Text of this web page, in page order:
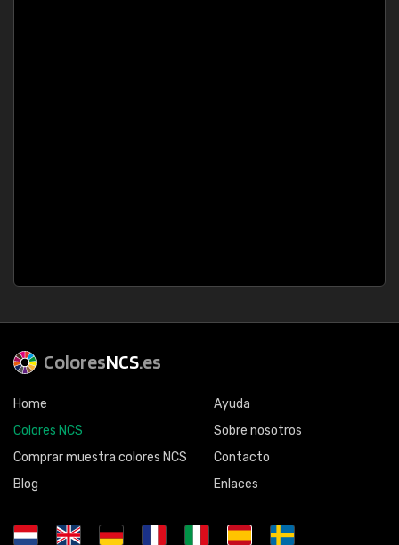
ColoresNCS.es
Home
Colores NCS
Comprar muestra colores NCS
Blog
Ayuda
Sobre nosotros
Contacto
Enlaces